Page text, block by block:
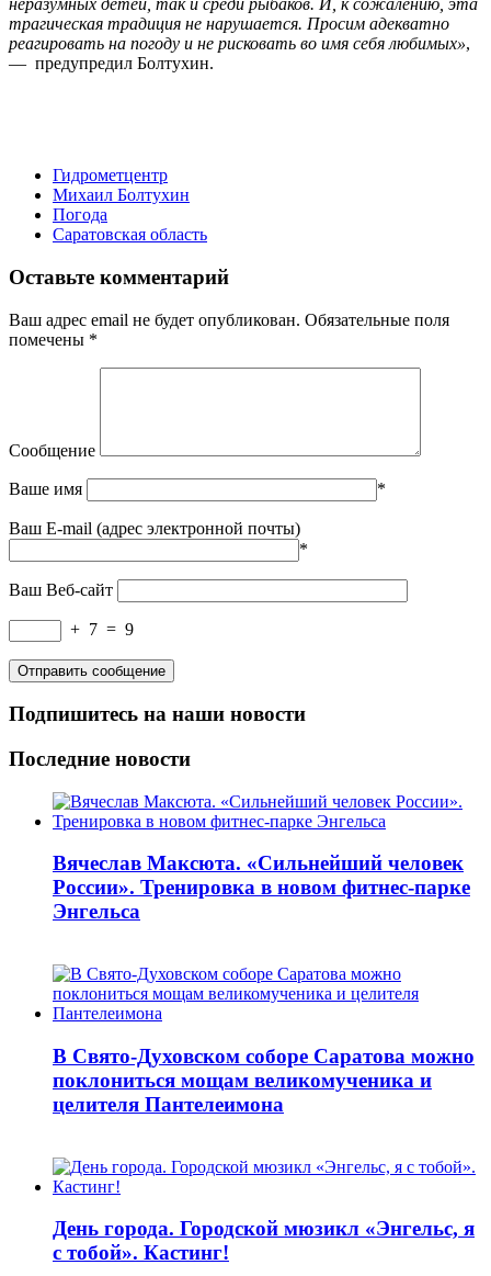
неразумных детей, так и среди рыбаков. И, к сожалению, эта
трагическая традиция не нарушается. Просим адекватно
реагировать на погоду и не рисковать во имя себя любимых»,
— предупредил Болтухин.
Гидрометцентр
Михаил Болтухин
Погода
Саратовская область
Оставьте комментарий
Ваш адрес email не будет опубликован. Обязательные поля
помечены *
Сообщение
Ваше имя *
Ваш E-mail (адрес электронной почты)
*
Ваш Веб-сайт
+ 7 = 9
Подпишитесь на наши новости
Последние новости
Вячеслав Максюта. «Сильнейший человек
России». Тренировка в новом фитнес-парке
Энгельса
В Свято-Духовском соборе Саратова можно
поклониться мощам великомученика и
целителя Пантелеимона
День города. Городской мюзикл «Энгельс, я
с тобой». Кастинг!